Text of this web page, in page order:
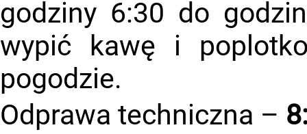
godziny 6:30 do
wypić kawę i
pogodzie.
Odprawa techniczna –